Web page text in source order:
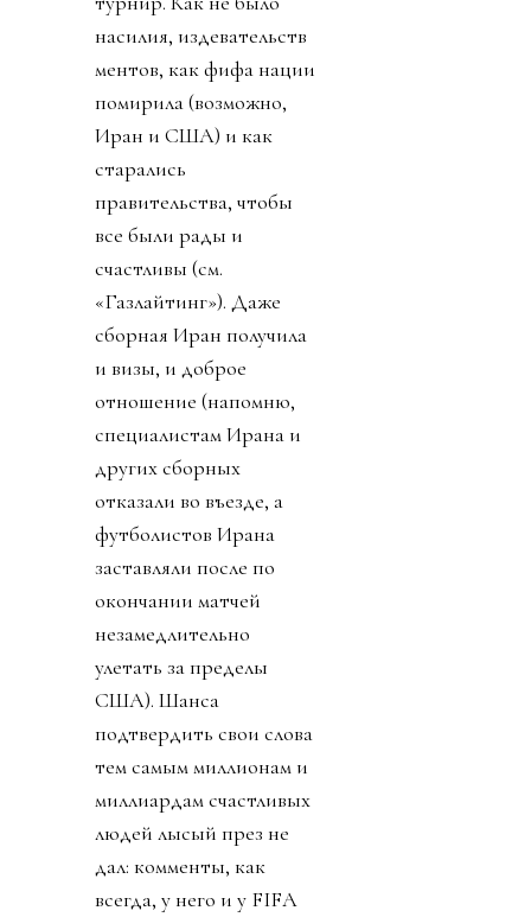
насилия, издевательств
ментов, как фифа нации
помирила (возможно,
Иран и США) и как
старались
правительства, чтобы
все были рады и
счастливы (см.
«Газлайтинг»). Даже
сборная Иран получила
и визы, и доброе
отношение (напомню,
специалистам Ирана и
других сборных
отказали во въезде, а
футболистов Ирана
заставляли после по
окончании матчей
незамедлительно
улетать за пределы
США). Шанса
подтвердить свои слова
тем самым миллионам и
миллиардам счастливых
людей лысый през не
дал: комменты, как
всегда, у него и у FIFA